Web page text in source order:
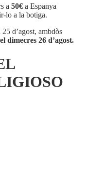
a 50€ a Espanya
lo a la botiga.
d’agost, ambdòs
dimecres 26 d’agost.